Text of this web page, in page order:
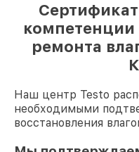
компетенции
ремонта
Наш центр Testo
необходимыми
восстановления